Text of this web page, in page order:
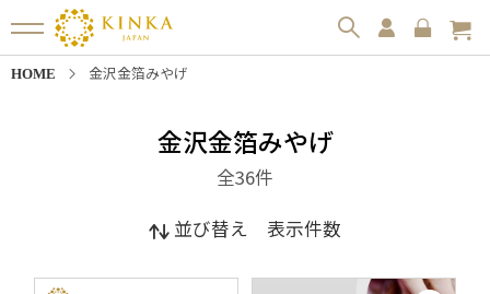
HOME 金沢金箔みやげ
金沢金箔みやげ
全36件
並び替え
表示件数